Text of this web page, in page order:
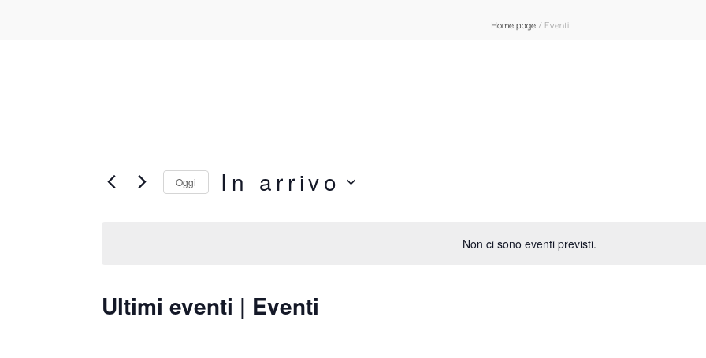
Home page/ Eventi
Non ci sono eventi previsti.
Oggi In arrivo
Ultimi eventi | Eventi